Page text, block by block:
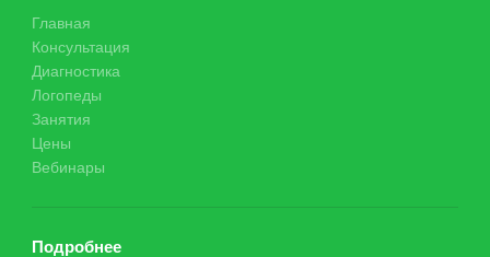
Главная
Консультация
Диагностика
Логопеды
Занятия
Цены
Вебинары
Подробнее